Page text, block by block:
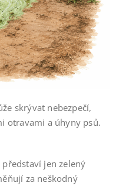
skrývat nebezpečí,
otravami a úhyny psů.
jen zelený
za neškodný